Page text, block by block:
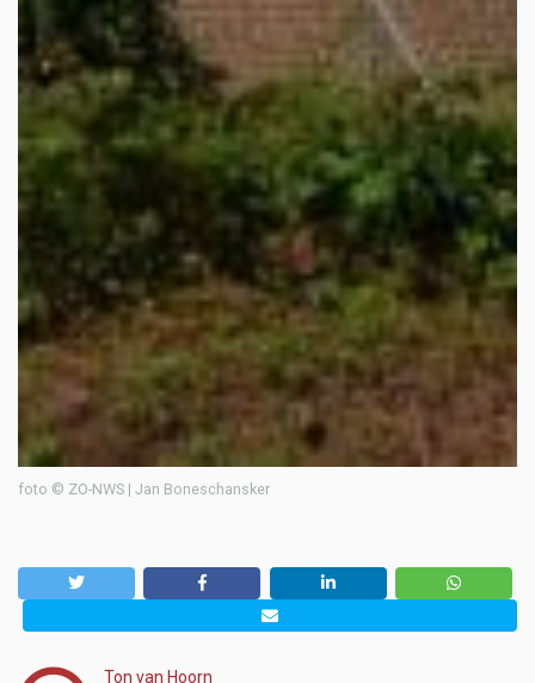
foto © ZO-NWS | Jan Boneschansker
Ton van Hoorn